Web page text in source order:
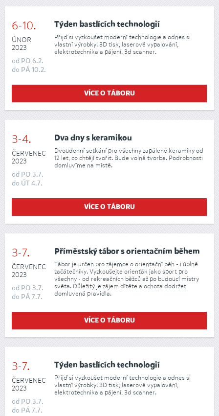
6-10.
ÚNOR
2023
od PO 6.2.
do PÁ 10.2.
Týden bastlících technologií
Přijď si vyzkoušet moderní technologie a odnes si
vlastní výrobky! 3D tisk, laserové vypalování,
elektrotechnika a pájení, 3d scanner.
VÍCE O TÁBORU
3-4.
ČERVENEC
2023
od PO 3.7.
do ÚT4.7.
Dva dny s keramikou
Dvoudenní setkání pro všechny zapálené keramiky od
12 let, co chtějí tvořit. Bude volná tvorba. Podrobnosti
domluvíme na místě.
VÍCE O TÁBORU
3-7.
ČERVENEC
2023
od PO 3.7.
do PÁ 7.7.
Příměstský tábor s orientačním během
Tábor je určen pro zájemce o orientační běh - i úplné
začátečníky. Vyzkoušejte orienťák jako sport pro
všechny - od rekreačních běžců až po budoucí mistry
světa. Důležitý je zájem dítěte a ochota dodržet
domluvená pravidla.
VÍCE O TÁBORU
3-7.
ČERVENEC
2023
od PO 3.7.
do PÁ 7.7.
Týden bastlících technologií
Přijď si vyzkoušet moderní technologie a odnes si
vlastní výrobky! 3D tisk, laserové vypalování,
elektrotechnika a pájení, 3d scanner.